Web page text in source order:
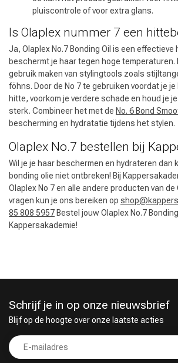
pluiscontrole of voor extra glans.
Is Olaplex nummer 7 een
Ja, Olaplex No.7 Bonding Oil is een
beschermt je haar tegen hoge temperaturen.
gebruik maken van stylingtools zoals
föhns. Door de No 7 te gebruiken voordat je
hitte, voorkom je verdere schade en houd je
sterk. Combineer het met de No. 6 Bond
bescherming en hydratatie tijdens het stylen.
Olaplex No.7 bestellen bij
Wil je je haar beschermen en hydrateren dan
bonding olie niet ontbreken! Bij
Olaplex No 7 en alle andere producten van de
vragen kun je ons bereiken op
85 808 5957 Bestel jouw Olaplex No.7
Kappersakademie!
Schrijf je in op onze nieuwsbrief
Blijf op de hoogte over onze laatste acties